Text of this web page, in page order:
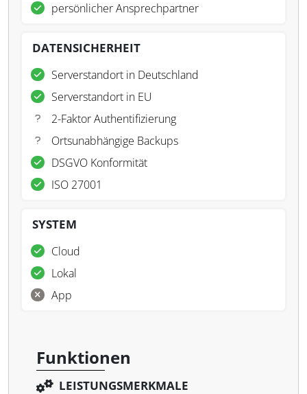
persönlicher Ansprechpartner
DATENSICHERHEIT
Serverstandort in Deutschland
Serverstandort in EU
2-Faktor Authentifizierung
Ortsunabhängige Backups
DSGVO Konformität
ISO 27001
SYSTEM
Cloud
Lokal
App
Funktionen
LEISTUNGSMERKMALE